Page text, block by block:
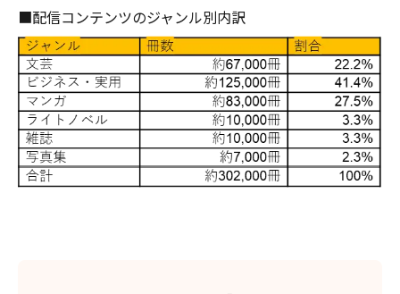
■配信コンテンツのジャンル別内訳